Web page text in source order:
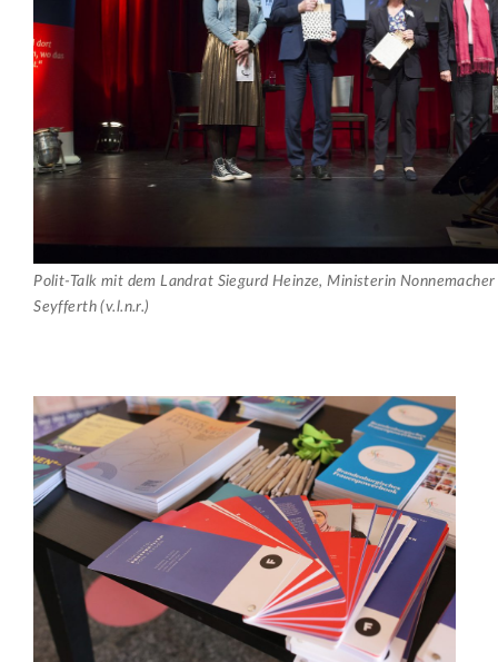
Polit-Talk mit dem Landrat Siegurd Heinze, Ministerin Nonnemacher
Seyfferth (v.l.n.r.)